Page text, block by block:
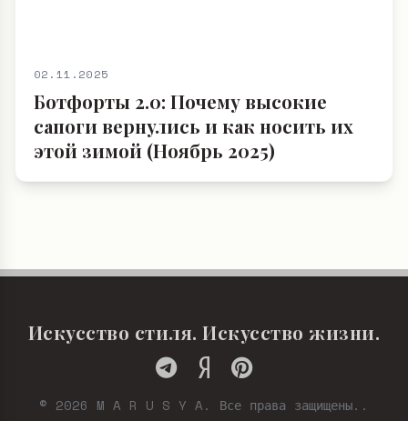
02.11.2025
Ботфорты 2.0: Почему высокие
сапоги вернулись и как носить их
этой зимой (Ноябрь 2025)
Искусство стиля. Искусство жизни.
© 2026 M A R U S Y A. Все права защищены..